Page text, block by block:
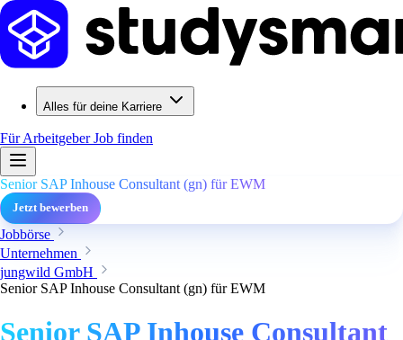
Alles für deine Karriere
Für ArbeitgeberJob finden
Senior SAP Inhouse Consultant (gn) für EWM
Jetzt bewerben
Jobbörse
Unternehmen
jungwild GmbH
Senior SAP Inhouse Consultant (gn) für EWM
Senior SAP Inhouse Consultant